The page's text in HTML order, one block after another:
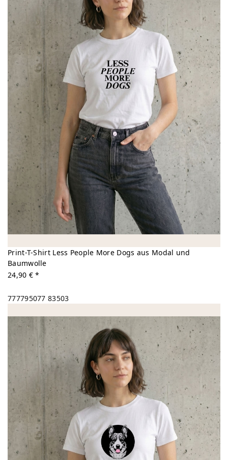
Print-T-Shirt Less People More Dogs aus Modal und
Baumwolle
24,90 € *
777795077 83503